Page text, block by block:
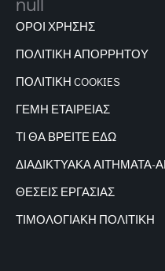
ΟΡΟΙ ΧΡΗΣΗΣ
ΠΟΛΙΤΙΚΗ ΑΠΟΡΡΗΤΟΥ
ΠΟΛΙΤΙΚΗ COOKIES
ΓΕΜΗ ΕΤΑΙΡΕΙΑΣ
ΤΙ ΘΑ ΒΡΕΙΤΕ ΕΔΩ
ΔΙΑΔΙΚΤΥΑΚΑΑΙΤΗΜΑΤΑ-
ΘΕΣΕΙΣ ΕΡΓΑΣΙΑΣ
ΤΙΜΟΛΟΓΙΑΚΗ ΠΟΛΙΤΙΚΗ